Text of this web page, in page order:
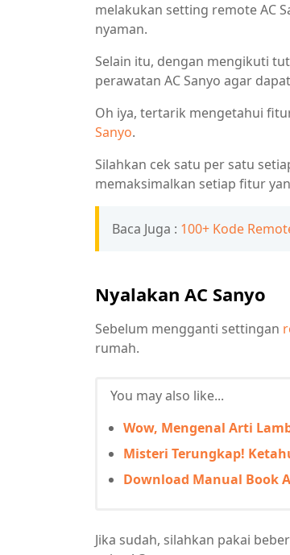
melakukan setting remote AC
nyaman.
Selain itu, dengan mengikuti
perawatan AC Sanyo agar
Oh iya, tertarik mengetahui
Sanyo.
Silahkan cek satu per satu
memaksimalkan setiap fitur
Baca Juga : 100+ Kode
Nyalakan AC Sanyo
Sebelum mengganti settingan
rumah.
You may also like...
Wow, Mengenal Arti
Misteri Terungkap!
Download Manual Book
Jika sudah, silahkan pakai